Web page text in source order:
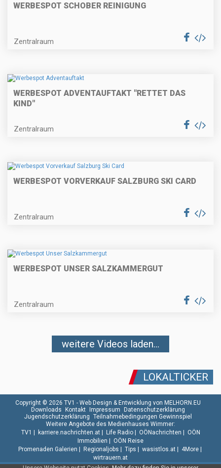
WERBESPOT SCHOBER REINIGUNG
Zentralraum
WERBESPOT ADVENTAUFTAKT "RETTET DAS
KIND"
Zentralraum
WERBESPOT VORVERKAUF SALZBURG SKI CARD
Zentralraum
WERBESPOT UNSER SALZKAMMERGUT
Zentralraum
weitere Videos laden...
LOKALTICKER
Copyright © 2026 TV1 - Web Design & Entwicklung von MELHORN.EU
Downloads
Kontakt Impressum
Datenschutzerklärung
Jugendschutzerklärung Teilnahmebedingungen Gewinnspiel
Weitere Angebote des Medienhauses Wimmer:
TV1
karriere.nachrichten.at| Life Radio| OÖNachrichten
OÖN
Immobilien
OÖN Reise
Promenaden Galerien
Regionaljobs Tips wasistlos.at| 4More|
wirtrauern.at